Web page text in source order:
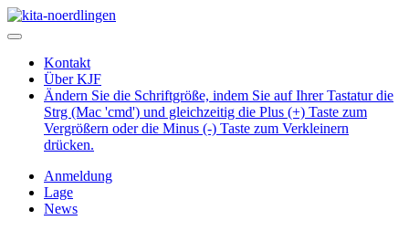
Kontakt
Über KJF
Ändern Sie die Schriftgröße, indem Sie auf Ihrer Tastatur die
Strg (Mac 'cmd') und gleichzeitig die Plus (+) Taste zum
Vergrößern oder die Minus (-) Taste zum Verkleinern
drücken.
Anmeldung
Lage
News